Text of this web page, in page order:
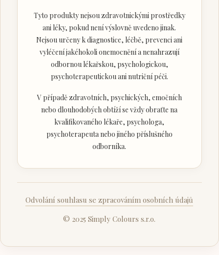
Tyto produkty nejsou zdravotnickými prostředky
ani léky, pokud není výslovně uvedeno jinak.
Nejsou určeny k diagnostice, léčbě, prevenci ani
vyléčení jakéhokoli onemocnění a nenahrazují
odbornou lékařskou, psychologickou,
psychoterapeutickou ani nutriční péči.
V případě zdravotních, psychických, emočních
nebo dlouhodobých obtíží se vždy obraťte na
kvalifikovaného lékaře, psychologa,
psychoterapeuta nebo jiného příslušného
odborníka.
Odvolání souhlasu se zpracováním osobních údajů
© 2025 Simply Colours s.r.o.